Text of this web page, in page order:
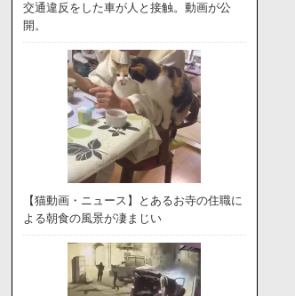
交通違反をした車が人と接触。動画が公
開。
【猫動画・ニュース】とあるお寺の住職に
よる朝食の風景が凄まじい